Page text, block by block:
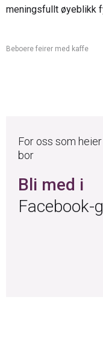
meningsfullt øyeblikk
Beboere feirer med kaffe
For oss som
bor
Bli med i
Facebook-